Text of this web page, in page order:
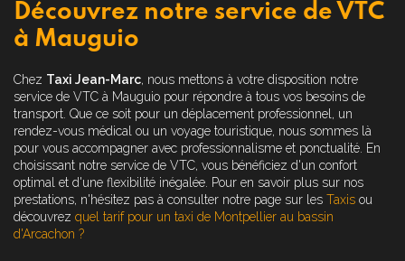
Découvrez notre service de VTC
à Mauguio
Chez Taxi Jean-Marc, nous mettons à votre disposition notre
service de VTC à Mauguio pour répondre à tous vos besoins de
transport. Que ce soit pour un déplacement professionnel, un
rendez-vous médical ou un voyage touristique, nous sommes là
pour vous accompagner avec professionnalisme et ponctualité. En
choisissant notre service de VTC, vous bénéficiez d'un confort
optimal et d'une flexibilité inégalée. Pour en savoir plus sur nos
prestations, n'hésitez pas à consulter notre page sur les Taxis ou
découvrez quel tarif pour un taxi de Montpellier au bassin
d'Arcachon ?